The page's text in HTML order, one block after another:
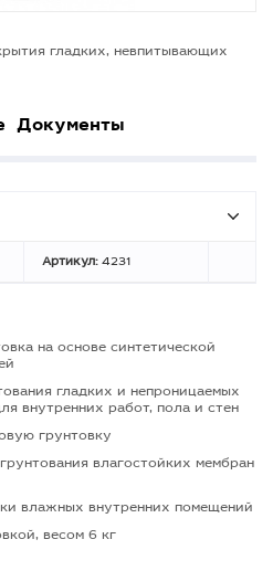
гладких, невпитывающих
Документы
Артикул: 4231
на основе синтетической
гладких и непроницаемых
внутренних работ, пола и стен
грунтовку
влагостойких мембран
влажных внутренних помещений
весом 6 кг